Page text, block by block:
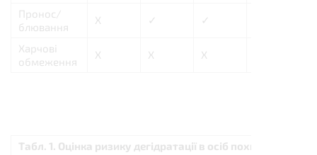
Пронос/
блювання
X ✓ ✓
Харчові
обмеження
X X X
Табл. 1. Оцінка ризику дегідратації в осіб похилого віку